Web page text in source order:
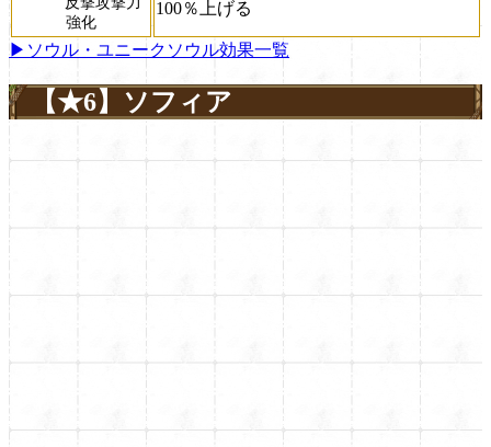
強化
100％上げる
▶ソウル・ユニークソウル効果一覧
【★6】ソフィア